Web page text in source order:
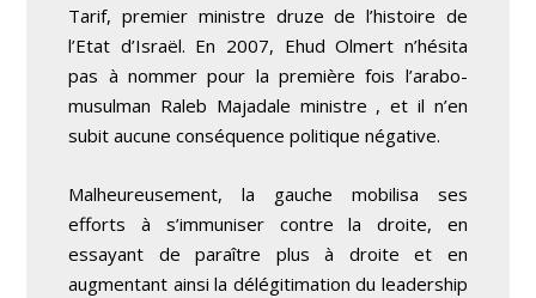
Tarif, premier ministre druze de l’histoire de
l’Etat d’Israël. En 2007, Ehud Olmert n’hésita
pas à nommer pour la première fois l’arabo-
musulman Raleb Majadale ministre , et il n’en
subit aucune conséquence politique négative.
Malheureusement, la gauche mobilisa ses
efforts à s’immuniser contre la droite, en
essayant de paraître plus à droite et en
augmentant ainsi la délégitimation du leadership